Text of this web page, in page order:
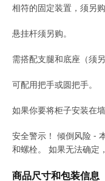
相符的固定装置，须另购
悬挂杆须另购。
需搭配支腿和底座（须另
可配用把手或圆把手。
如果你要将柜子安装在
安全警示！ 倾倒风险 -
和螺栓。 如果无法确定
商品尺寸和包装信息